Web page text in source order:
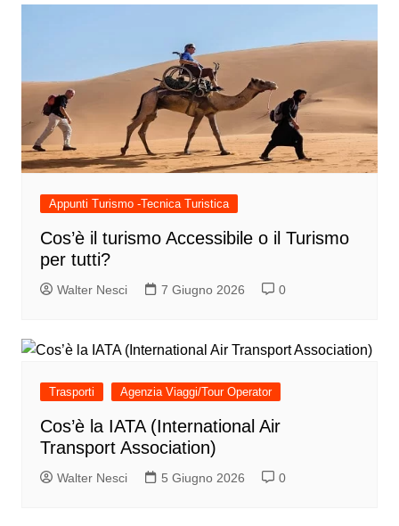
Appunti Turismo -Tecnica Turistica
Cos’è il turismo Accessibile o il Turismo
per tutti?
Walter Nesci 7 Giugno 2026 0
Trasporti Agenzia Viaggi/Tour Operator
Cos’è la IATA (International Air
Transport Association)
Walter Nesci 5 Giugno 2026 0